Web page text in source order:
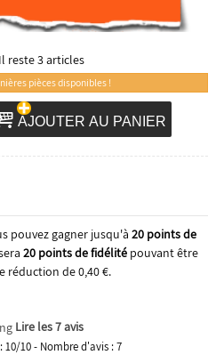
Il reste3articles
pièces disponibles !
AJOUTER AU PANIER
pouvez gagner jusqu'à 20points de
20points de fidélitépouvant être
réduction de0,40 €.
Lire les 7 avis
:10/10- Nombre d'avis :7